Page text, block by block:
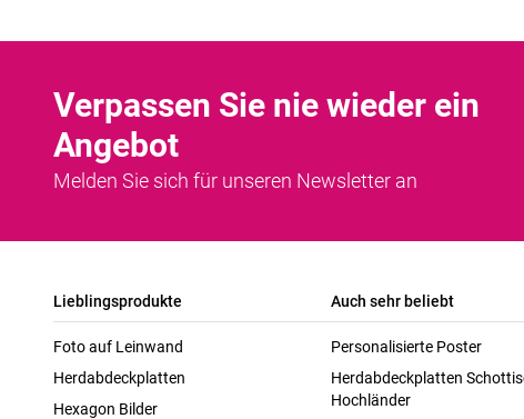
Verpassen Sie nie wieder ein
Angebot
Melden Sie sich für unseren Newsletter an
Lieblingsprodukte
Foto auf Leinwand
Herdabdeckplatten
Hexagon Bilder
Auch sehr beliebt
Personalisierte Poster
Herdabdeckplatten
Hochländer